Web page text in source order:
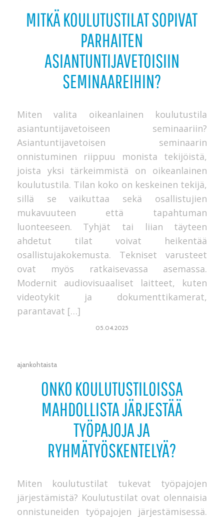
MITKÄ KOULUTUSTILAT SOPIVAT
PARHAITEN
ASIANTUNTIJAVETOISIIN
SEMINAAREIHIN?
Miten valita oikeanlainen koulutustila
asiantuntijavetoiseen seminaariin?
Asiantuntijavetoisen seminaarin
onnistuminen riippuu monista tekijöistä,
joista yksi tärkeimmistä on oikeanlainen
koulutustila. Tilan koko on keskeinen tekijä,
sillä se vaikuttaa sekä osallistujien
mukavuuteen että tapahtuman
luonteeseen. Tyhjät tai liian täyteen
ahdetut tilat voivat heikentää
osallistujakokemusta. Tekniset varusteet
ovat myös ratkaisevassa asemassa.
Modernit audiovisuaaliset laitteet, kuten
videotykit ja dokumenttikamerat,
parantavat […]
05.04.2025
ajankohtaista
ONKO KOULUTUSTILOISSA
MAHDOLLISTA JÄRJESTÄÄ
TYÖPAJOJA JA
RYHMÄTYÖSKENTELYÄ?
Miten koulutustilat tukevat työpajojen
järjestämistä? Koulutustilat ovat olennaisia
onnistuneiden työpajojen järjestämisessä.